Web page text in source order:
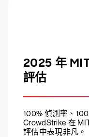
2025 年
評估
100% 偵測率、
CrowdStrike 在
評估中表現非凡。